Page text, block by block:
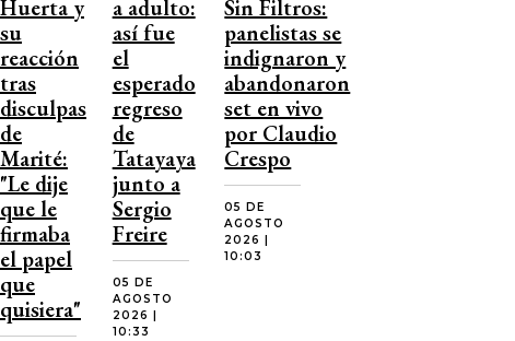
Huerta y
su
reacción
tras
disculpas
de
Marité:
"Le dije
que le
firmaba
el papel
que
quisiera"
a adulto:
así fue
el
esperado
regreso
de
Tatayaya
junto a
Sergio
Freire
05 DE
AGOSTO
2026 |
10:33
Sin Filtros:
panelistas se
indignaron y
abandonaron
set en vivo
por Claudio
Crespo
05 DE
AGOSTO
2026 |
10:03